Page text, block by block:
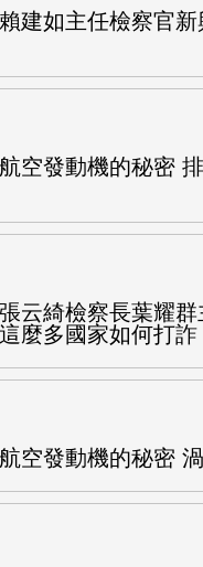
建如主任檢察官
空發動機的秘密
云綺檢察長葉耀
麼多國家如何打詐
空發動機的秘密